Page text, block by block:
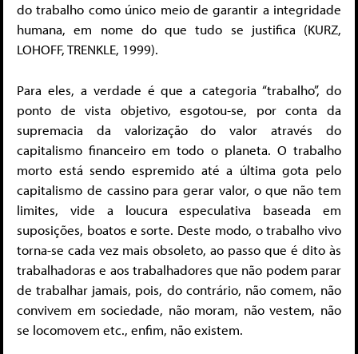
do trabalho como único meio de garantir a integridade
humana, em nome do que tudo se justifica (KURZ,
LOHOFF, TRENKLE, 1999).
Para eles, a verdade é que a categoria “trabalho”, do
ponto de vista objetivo, esgotou-se, por conta da
supremacia da valorização do valor através do
capitalismo financeiro em todo o planeta. O trabalho
morto está sendo espremido até a última gota pelo
capitalismo de cassino para gerar valor, o que não tem
limites, vide a loucura especulativa baseada em
suposições, boatos e sorte. Deste modo, o trabalho vivo
torna-se cada vez mais obsoleto, ao passo que é dito às
trabalhadoras e aos trabalhadores que não podem parar
de trabalhar jamais, pois, do contrário, não comem, não
convivem em sociedade, não moram, não vestem, não
se locomovem etc., enfim, não existem.